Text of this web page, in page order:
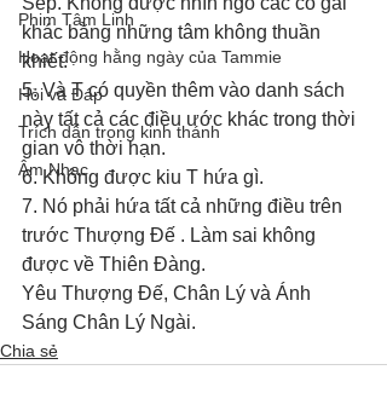
Phim Tâm Linh
Hoạt động hằng ngày của Tammie
Hỏi và Đáp
Trích dẫn trong kinh thánh
Âm Nhạc
khác bằng những tâm không thuần
khiết.
5. Và T có quyền thêm vào danh sách
này tất cả các điều ước khác trong thời
gian vô thời hạn.
6. Không được kiu T hứa gì.
7. Nó phải hứa tất cả những điều trên
trước Thượng Đế . Làm sai không
được về Thiên Đàng.
Yêu Thượng Đế, Chân Lý và Ánh
Sáng Chân Lý Ngài.
Chia sẻ